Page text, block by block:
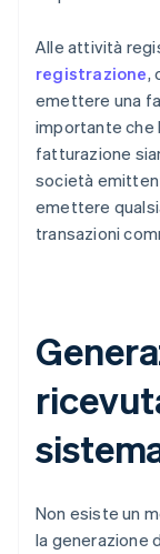
Alle attività
registrazione,
emettere una
importante che
fatturazione
società
emettere
transazioni
Non esiste un
la generazione